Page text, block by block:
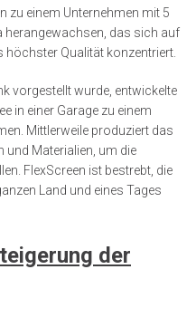
zu einem Unternehmen mit 5
herangewachsen, das sich auf
höchster Qualität konzentriert.
vorgestellt wurde, entwickelte
in einer Garage zu einem
Mittlerweile produziert das
und Materialien, um die
FlexScreen ist bestrebt, die
Land und eines Tages
der